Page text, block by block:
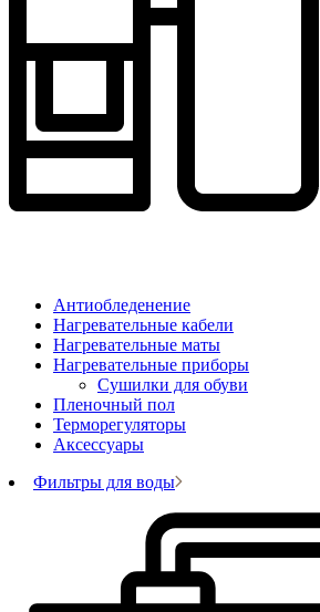
Антиобледенение
Нагревательные кабели
Нагревательные маты
Нагревательные приборы
Сушилки для обуви
Пленочный пол
Терморегуляторы
Аксессуары
Фильтры для воды